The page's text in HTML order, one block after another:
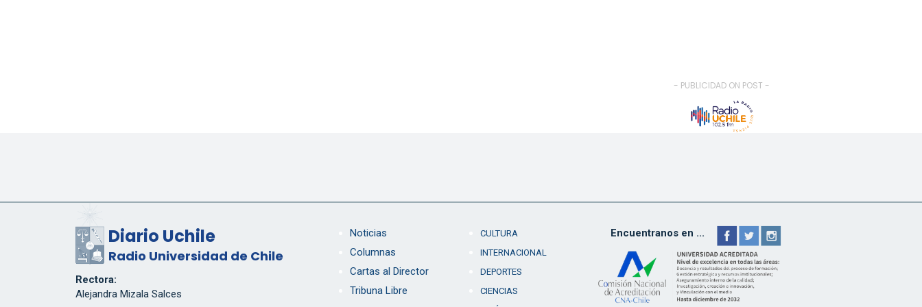
- PUBLICIDAD ON POST -
Diario Uchile
Radio Universidad de Chile
Rectora:
Alejandra Mizala Salces
Noticias
Columnas
Cartas al Director
Tribuna Libre
CULTURA
INTERNACIONAL
DEPORTES
CIENCIAS
Encuentranos en ...